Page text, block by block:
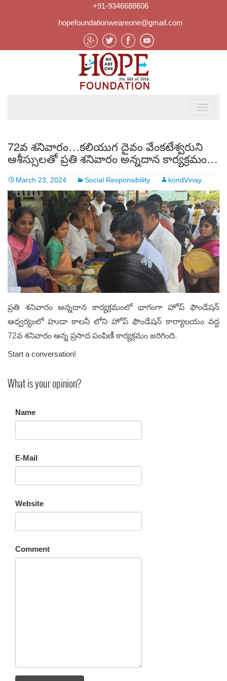
+91-9346688606
hopefoundationweareone@gmail.com
72వ శనివారం…కలియుగ దైవం వేంకటేశ్వరుని
ఆశీస్సులతో ప్రతి శనివారం అన్నదాన కార్యక్రమం…
March 23, 2024 Social Responsibility kondVinay
ప్రతి శనివారం అన్నదాన కార్యక్రమంలో భాగంగా హోప్ ఫౌండేషన్
ఆధ్వర్యంలో హుడా కాలనీ లోని హోప్ ఫౌండేషన్ కార్యాలయం వద్ద
72వ శనివారం ఆన్న ప్రసాద పంపిణీ కార్యక్రమం జరిగింది.
Start a conversation!
What is your opinion?
Name
E-Mail
Website
Comment